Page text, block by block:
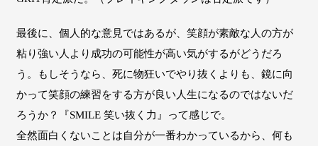
最後に、個人的な意見ではあるが、笑顔が素敵な人の方が
粘り強い人より成功の可能性が高い気がするがどうだろ
う。もしそうなら、死に物狂いでやり抜くよりも、鏡に向
かって笑顔の練習をする方が良い人生になるのではないだ
ろうか？『SMILE 笑い抜く力』って感じで。
全然面白くないことは自分が一番わかっているから、何も